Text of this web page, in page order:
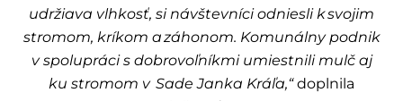
udržiava vlhkosť, si návštevníci odniesli k svojim
stromom, kríkom a záhonom. Komunálny podnik
v spolupráci s dobrovoľníkmi umiestnili mulč aj
ku stromom v Sade Janka Kráľa,“doplnila